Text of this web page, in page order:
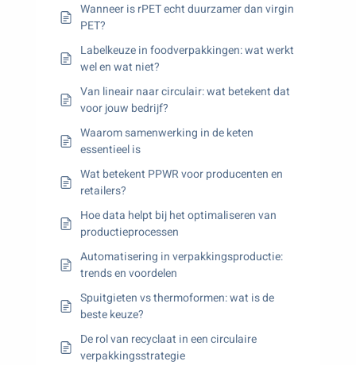
Wanneer is rPET echt duurzamer dan virgin
PET?
Labelkeuze in foodverpakkingen: wat werkt
wel en wat niet?
Van lineair naar circulair: wat betekent dat
voor jouw bedrijf?
Waarom samenwerking in de keten
essentieel is
Wat betekent PPWR voor producenten en
retailers?
Hoe data helpt bij het optimaliseren van
productieprocessen
Automatisering in verpakkingsproductie:
trends en voordelen
Spuitgieten vs thermoformen: wat is de
beste keuze?
De rol van recyclaat in een circulaire
verpakkingsstrategie